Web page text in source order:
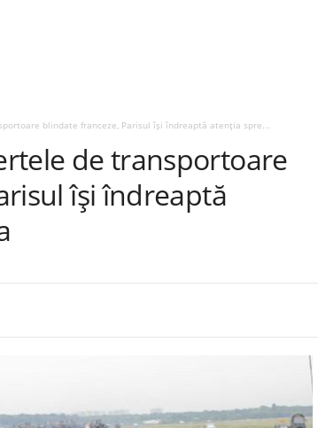
blindate franceze, Parisul își îndreaptă atenția spre...
de transportoare
își îndreaptă